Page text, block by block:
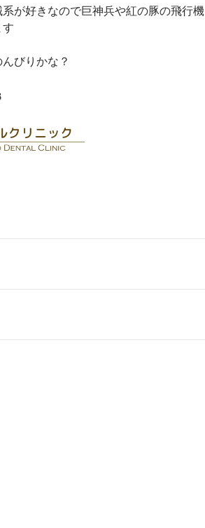
が好きなので巨神兵や紅の豚の飛行機
びりかな？